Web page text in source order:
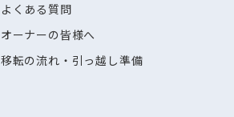
よくある質問
オーナーの皆様へ
移転の流れ・引っ越し準備